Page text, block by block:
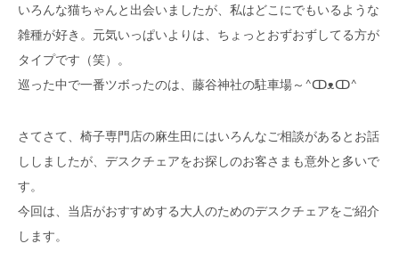
Arv
0965-45-9282
いろんな猫ちゃんと出会いましたが、私はどこにでもいるような
雑種が好き。元気いっぱいよりは、ちょっとおずおずしてる方が
タイプです（笑）。
巡った中で一番ツボったのは、藤谷神社の駐車場～^ↀᴥↀ^
さてさて、椅子専門店の麻生田にはいろんなご相談があるとお話
ししましたが、デスクチェアをお探しのお客さまも意外と多いで
す。
今回は、当店がおすすめする大人のためのデスクチェアをご紹介
します。